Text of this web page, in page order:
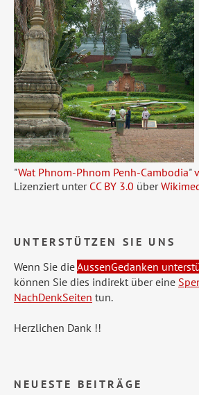
"Wat Phnom-Phnom Penh-Cambodia"
Lizenziert unter CC BY 3.0 über
UNTERSTÜTZEN SIE UNS
Wenn Sie dieAussenGedanken
können Sie dies indirekt über eine
NachDenkSeiten tun.
Herzlichen Dank !!
NEUESTE BEITRÄGE